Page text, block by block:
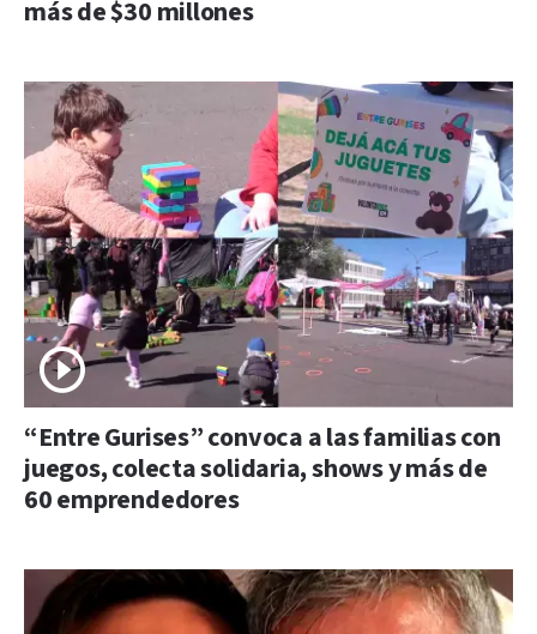
más de $30 millones
“Entre Gurises” convoca a las familias con
juegos, colecta solidaria, shows y más de
60 emprendedores